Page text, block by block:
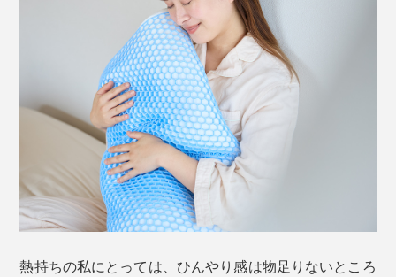
熱持ちの私にとっては、ひんやり感は物足りないところ